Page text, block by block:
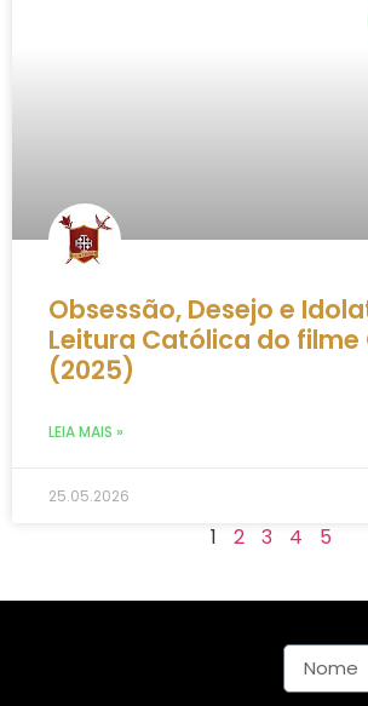
Obsessão, Desejo e
Leitura Católica do filme
(2025)
LEIA MAIS »
25.05.2026
1 2 3 4 5